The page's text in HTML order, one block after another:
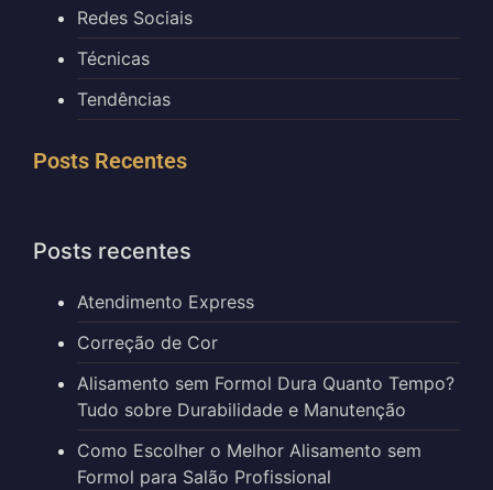
Redes Sociais
Técnicas
Tendências
Posts Recentes
Posts recentes
Atendimento Express
Correção de Cor
Alisamento sem Formol Dura Quanto Tempo?
Tudo sobre Durabilidade e Manutenção
Como Escolher o Melhor Alisamento sem
Formol para Salão Profissional